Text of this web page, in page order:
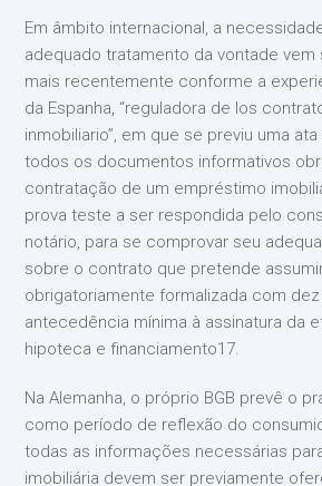
Em âmbito internacional, a
adequado tratamento da vontade
mais recentemente conforme a
da Espanha, “reguladora de los
inmobiliario”, em que se previu uma
todos os documentos informativos
contratação de um empréstimo
prova teste a ser respondida pelo
notário, para se comprovar seu
sobre o contrato que pretende
obrigatoriamente formalizada com
antecedência mínima à assinatura da
hipoteca e financiamento17.
Na Alemanha, o próprio BGB prevê o
como período de reflexão do
todas as informações necessárias
imobiliária devem ser previamente